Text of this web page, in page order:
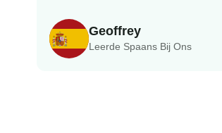
Geoffrey
Leerde Spaans Bij Ons